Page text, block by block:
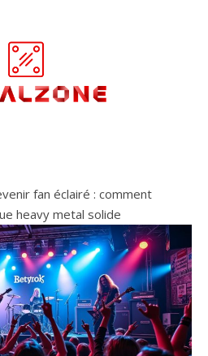
fan éclairé : comment
heavy metal solide